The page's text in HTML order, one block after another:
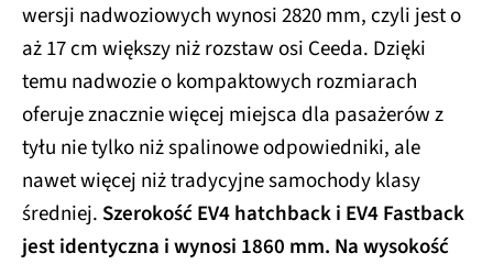
wersji nadwoziowych wynosi 2820 mm, czyli jest o
aż 17 cm większy niż rozstaw osi Ceeda. Dzięki
temu nadwozie o kompaktowych rozmiarach
oferuje znacznie więcej miejsca dla pasażerów z
tyłu nie tylko niż spalinowe odpowiedniki, ale
nawet więcej niż tradycyjne samochody klasy
średniej. Szerokość EV4 hatchback i EV4 Fastback
jest identyczna i wynosi 1860 mm. Na wysokość